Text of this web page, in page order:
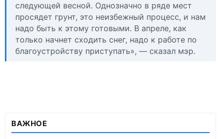
следующей весной. Однозначно в ряде мест
просядет грунт, это неизбежный процесс, и нам
надо быть к этому готовыми. В апреле, как
только начнет сходить снег, надо к работе по
благоустройству приступать», — сказал мэр.
ВАЖНОЕ